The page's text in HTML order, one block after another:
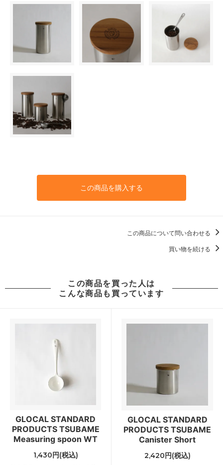
この商品を購入する
この商品について問い合わせる
買い物を続ける
この商品を買った人は
こんな商品も買っています
GLOCAL STANDARD
PRODUCTS TSUBAME
Measuring spoon WT
1,430円(税込)
GLOCAL STANDARD
PRODUCTS TSUBAME
Canister Short
2,420円(税込)